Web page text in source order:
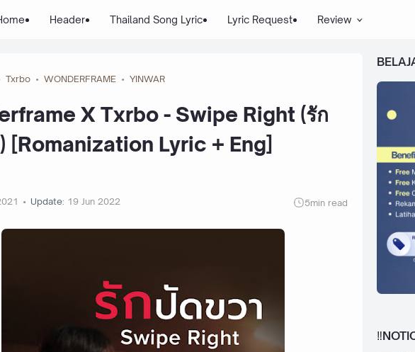
Header Thailand Song Lyric Lyric Request Review
Txrbo WONDERFRAME YINWAR
X Txrbo - Swipe Right (รัก
[Romanization Lyric + Eng]
Update: 19 Jun 2022 5min read